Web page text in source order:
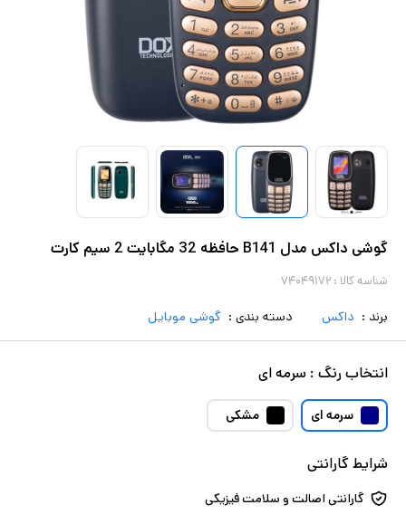
گوشی داکس مدل B141 حافظه 32 مگابایت 2 سیم کارت
شناسه کالا : ۷۴۰۴۹۱۷۲
برند : داکس دسته بندی : گوشی موبایل
انتخابرنگ : سرمه ای
سرمه ای مشکی
شرایط گارانتی
گارانتی اصالت و سلامت فیزیکی